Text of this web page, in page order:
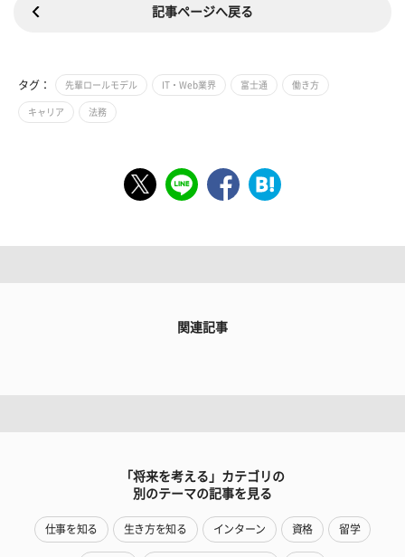
記事ページへ戻る
タグ： 先輩ロールモデル IT・Web業界 富士通 働き方
キャリア 法務
関連記事
「将来を考える」カテゴリの
別のテーマの記事を見る
仕事を知る 生き方を知る インターン 資格 留学